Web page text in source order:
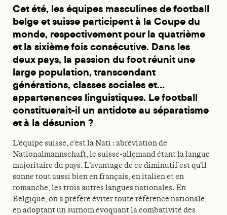
Cet été, les équipes masculines de football
belge et suisse participent à la Coupe du
monde, respectivement pour la quatrième
et la sixième fois consécutive. Dans les
deux pays, la passion du foot réunit une
large population, transcendant
générations, classes sociales et…
appartenances linguistiques. Le football
constituerait-il un antidote au séparatisme
et à la désunion ?
L’équipe suisse, c’est la Nati : abréviation de
Nationalmannschaft, le suisse-allemand étant la langue
majoritaire du pays. L’avantage de ce diminutif est qu’il
sonne tout aussi bien en français, en italien et en
romanche, les trois autres langues nationales. En
Belgique, on a préféré éviter toute référence nationale,
en adoptant un surnom évoquant la combativité des